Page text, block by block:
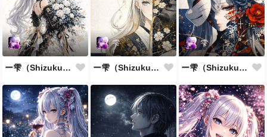
雫
ー雫（Shizuku）ー
雫
ー雫（Shizuku）ー
雫
ー雫（Shizuku）ー